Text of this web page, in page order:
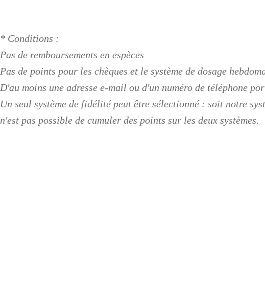
* Conditions :
Pas de remboursements en espèces
Pas de points pour les chèques et le système de dosage
D'au moins une adresse e-mail ou d'un numéro de téléphone
Un seul système de fidélité peut être sélectionné : soit notre
n'est pas possible de cumuler des points sur les deux systèmes.